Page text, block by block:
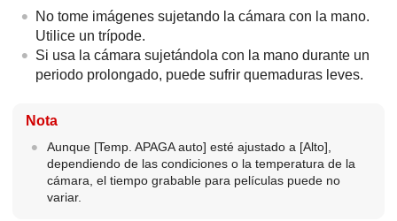
No tome imágenes sujetando la cámara con la mano.
Utilice un trípode.
Si usa la cámara sujetándola con la mano durante un
periodo prolongado, puede sufrir quemaduras leves.
Nota
Aunque [Temp. APAGA auto] esté ajustado a [Alto]
dependiendo de las condiciones o la temperatura de la
cámara, el tiempo grabable para películas puede no
variar.